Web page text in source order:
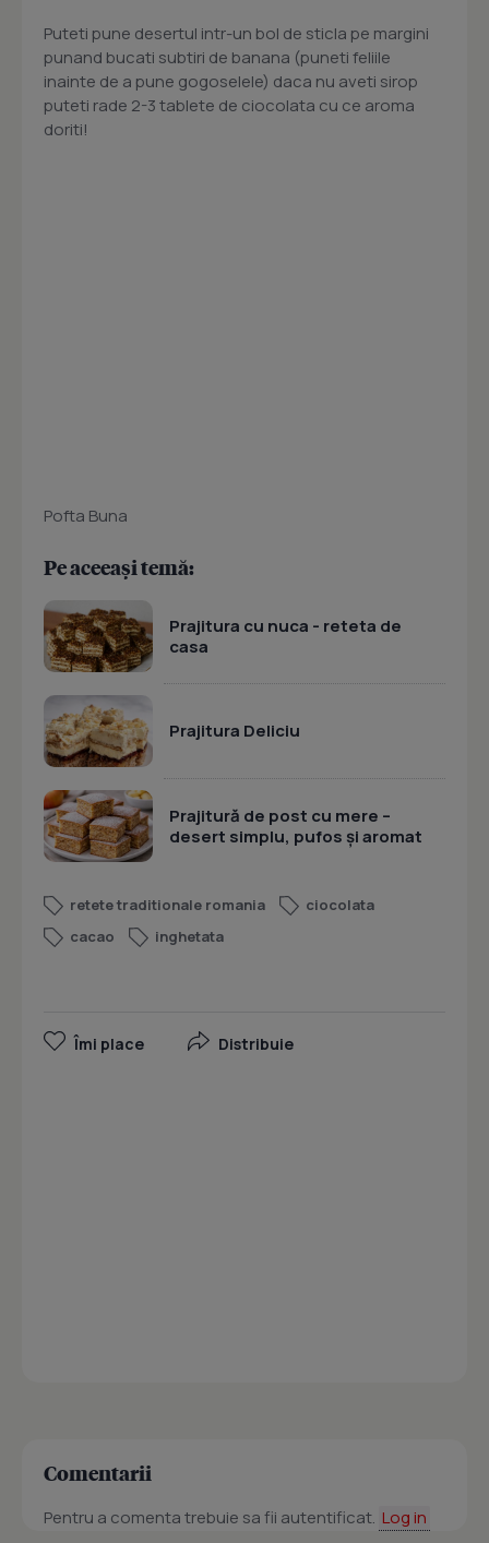
Puteti pune desertul intr-un bol de sticla pe margini
punand bucati subtiri de banana (puneti feliile
inainte de a pune gogoselele) daca nu aveti sirop
puteti rade 2-3 tablete de ciocolata cu ce aroma
doriti!
Pofta Buna
Pe aceeași temă:
Prajitura cu nuca - reteta de
casa
Prajitura Deliciu
Prajitură de post cu mere –
desert simplu, pufos și aromat
retete traditionale romania
ciocolata
cacao
inghetata
Îmi place Distribuie
Comentarii
Pentru a comenta trebuie sa fii autentificat. Log in